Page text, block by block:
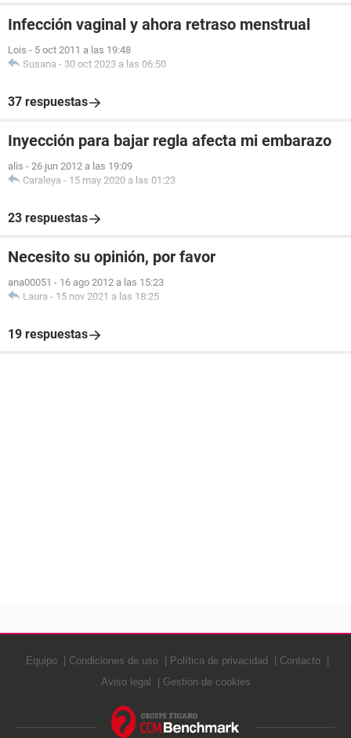
Infección vaginal y ahora retraso menstrual
Lois - 5 oct 2011 a las 19:48
Susana - 30 oct 2023 a las 06:50
37 respuestas
Inyección para bajar regla afecta mi embarazo
alis - 26 jun 2012 a las 19:09
Caraleya - 15 may 2020 a las 01:23
23 respuestas
Necesito su opinión, por favor
ana00051 - 16 ago 2012 a las 15:23
Laura - 15 nov 2021 a las 18:25
19 respuestas
Equipo Condiciones de uso Política de privacidad
Contacto
Aviso legal
Gestión de cookies